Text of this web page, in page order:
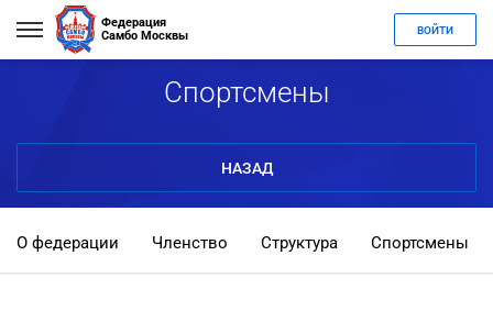
Федерация
Самбо Москвы
ВОЙТИ
Спортсмены
НАЗАД
О федерации Членство Структура Спортсмены